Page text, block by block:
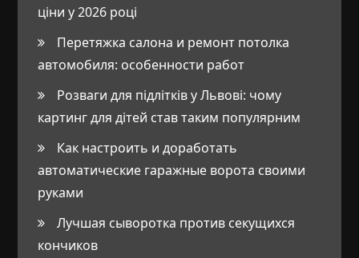
ціни у 2026 році
Перетяжка салона и ремонт потолка
автомобиля: особенности работ
Розваги для підлітків у Львові: чому
картинг для дітей став таким популярним
Как настроить и доработать
автоматические гаражные ворота своими
руками
Лучшая сыворотка против секущихся
кончиков